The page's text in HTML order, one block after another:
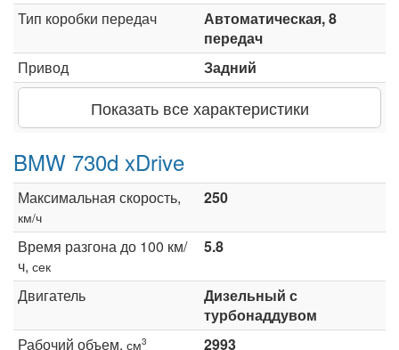
Тип коробки передач
Автоматическая, 8
передач
Привод
Задний
Показать все характеристики
BMW 730d xDrive
Максимальная скорость,
км/ч
250
Время разгона до 100 км/
ч, сек
5.8
Двигатель
Дизельный с
турбонаддувом
Рабочий объем, см3 2993